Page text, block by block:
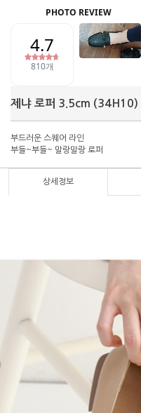
제냐 로퍼 3.5cm (34H10)
부드러운 스퀘어 라인
부들~부들~ 말랑말랑 로퍼
상세정보